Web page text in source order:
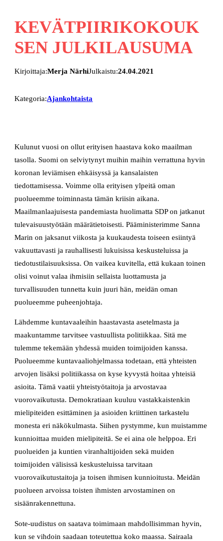
KEVÄTPIIRIKOKOUK
SEN JULKILAUSUMA
Kirjoittaja:Merja NärhiJulkaistu:24.04.2021
Kategoria:Ajankohtaista
Kulunut vuosi on ollut erityisen haastava koko maailman
tasolla. Suomi on selviytynyt muihin maihin verrattuna hyvin
koronan leviämisen ehkäisyssä ja kansalaisten
tiedottamisessa. Voimme olla erityisen ylpeitä oman
puolueemme toiminnasta tämän kriisin aikana.
Maailmanlaajuisesta pandemiasta huolimatta SDP on jatkanut
tulevaisuustyötään määrätietoisesti. Pääministerimme Sanna
Marin on jaksanut viikosta ja kuukaudesta toiseen esiintyä
vakuuttavasti ja rauhallisesti lukuisissa keskusteluissa ja
tiedotustilaisuuksissa. On vaikea kuvitella, että kukaan toinen
olisi voinut valaa ihmisiin sellaista luottamusta ja
turvallisuuden tunnetta kuin juuri hän, meidän oman
puolueemme puheenjohtaja.
Lähdemme kuntavaaleihin haastavasta asetelmasta ja
maakuntamme tarvitsee vastuullista politiikkaa. Sitä me
tulemme tekemään yhdessä muiden toimijoiden kanssa.
Puolueemme kuntavaaliohjelmassa todetaan, että yhteisten
arvojen lisäksi politiikassa on kyse kyvystä hoitaa yhteisiä
asioita. Tämä vaatii yhteistyötaitoja ja arvostavaa
vuorovaikutusta. Demokratiaan kuuluu vastakkaistenkin
mielipiteiden esittäminen ja asioiden kriittinen tarkastelu
monesta eri näkökulmasta. Siihen pystymme, kun muistamme
kunnioittaa muiden mielipiteitä. Se ei aina ole helppoa. Eri
puolueiden ja kuntien viranhaltijoiden sekä muiden
toimijoiden välisissä keskusteluissa tarvitaan
vuorovaikutustaitoja ja toisen ihmisen kunnioitusta. Meidän
puolueen arvoissa toisten ihmisten arvostaminen on
sisäänrakennettuna.
Sote-uudistus on saatava toimimaan mahdollisimman hyvin,
kun se vihdoin saadaan toteutettua koko maassa. Sairaala